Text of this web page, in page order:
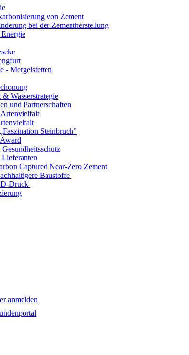
von Zement
bei der Zementherstellung
Energie
- Mergelstetten
Wasserstrategie
und Partnerschaften
Steinbruch”
Captured Near-Zero Zement
Baustoffe
Druck
anmelden